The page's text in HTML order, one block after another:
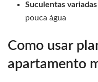
Suculentas variadas
pouca água
Como usar
apartamento